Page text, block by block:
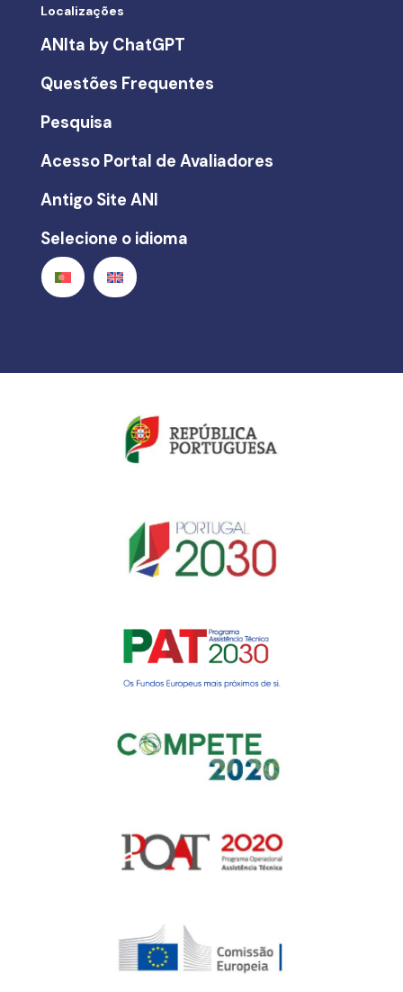
Gerir o Consentimento de
Para fornecer as melhores experiências, usamos tecnologias como
cookies para armazenar e/ou aceder a informações do dispositivo.
Consentir com essas tecnologias nos permitirá processar dados, como
comportamento de navegação ou IDs exclusivos neste site. Não consentir
Localizações
ANIta by ChatGPT
Questões Frequentes
Pesquisa
Acesso Portal de Avaliadores
Antigo Site ANI
Selecione o idioma